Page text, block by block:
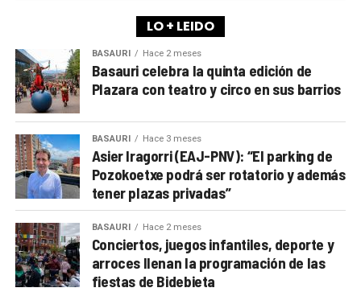
LO + LEIDO
BASAURI Hace 2 meses
Basauri celebra la quinta edición de
Plazara con teatro y circo en sus barrios
BASAURI Hace 3 meses
Asier Iragorri (EAJ-PNV): “El parking de
Pozokoetxe podrá ser rotatorio y además
tener plazas privadas”
BASAURI Hace 2 meses
Conciertos, juegos infantiles, deporte y
arroces llenan la programación de las
fiestas de Bidebieta